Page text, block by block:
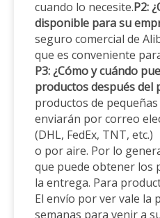
cuando lo necesite.P2:
disponible para su
seguro comercial de
que es conveniente
P3: ¿Cómo y cuándo
productos después del
productos de
enviarán por correo
(DHL, FedEx, TNT, etc.)
o por aire. Por lo
que puede obtener los
la entrega. Para
El envío por ver vale la
semanas para venir a